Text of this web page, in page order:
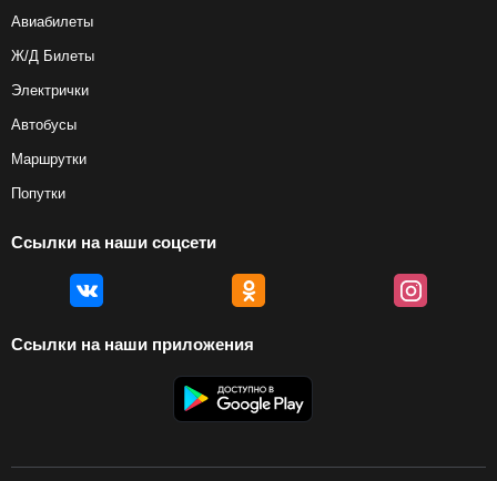
Авиабилеты
Ж/Д Билеты
Электрички
Автобусы
Маршрутки
Попутки
Ссылки на наши соцсети
Ссылки на наши приложения